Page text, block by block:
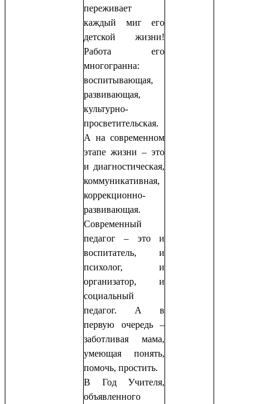
переживает
каждый миг его
детской жизни!
Работа его
многогранна:
воспитывающая,
развивающая,
культурно-
просветительская.
А на современном
этапе жизни – это
и диагностическая,
коммуникативная,
коррекционно-
развивающая.
Современный
педагог – это и
воспитатель, и
психолог, и
организатор, и
социальный
педагог. А в
первую очередь –
заботливая мама,
умеющая понять,
помочь, простить.
В Год Учителя,
объявленного